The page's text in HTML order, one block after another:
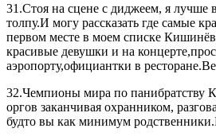
31.Стоя на сцене с диджеем, я лучше
толпу.И могу рассказать где самые
первом месте в моем списке
красивые девушки и на
аэропорту,официантки в
32.Чемпионы мира по панибратству
оргов заканчивая охранником,
будто вы как минимум